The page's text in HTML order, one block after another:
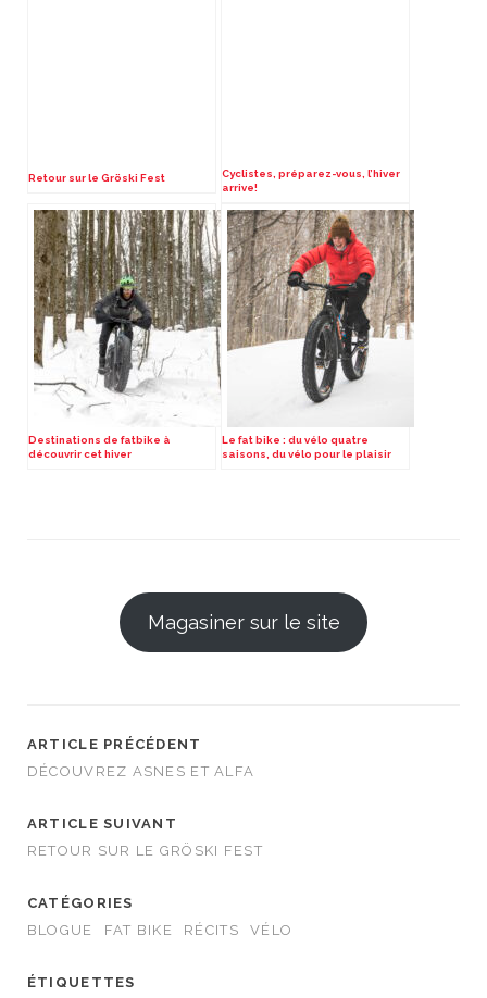
Retour sur le Gröski Fest
Cyclistes, préparez-vous, l’hiver
arrive!
Destinations de fatbike à
découvrir cet hiver
Le fat bike : du vélo quatre
saisons, du vélo pour le plaisir
Magasiner sur le site
ARTICLE PRÉCÉDENT
DÉCOUVREZ ASNES ET ALFA
ARTICLE SUIVANT
RETOUR SUR LE GRÖSKI FEST
CATÉGORIES
BLOGUE
FAT BIKE RÉCITS VÉLO
ÉTIQUETTES